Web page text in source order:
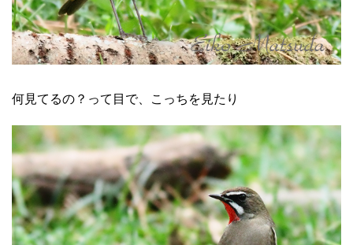
何見てるの？って目で、こっちを見たり